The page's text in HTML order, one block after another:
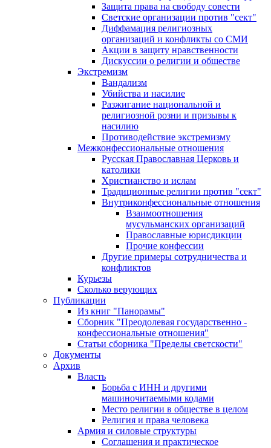
Защита права на свободу совести
Светские организации против "сект"
Диффамация религиозных
организаций и конфликты со СМИ
Акции в защиту нравственности
Дискуссии о религии и обществе
Экстремизм
Вандализм
Убийства и насилие
Разжигание национальной и
религиозной розни и призывы к
насилию
Противодействие экстремизму
Межконфессиональные отношения
Русская Православная Церковь и
католики
Христианство и ислам
Традиционные религии против "сект"
Внутриконфессиональные отношения
Взаимоотношения
мусульманских организаций
Православные юрисдикции
Прочие конфессии
Другие примеры сотрудничества и
конфликтов
Курьезы
Сколько верующих
Публикации
Из книг "Панорамы"
Сборник "Преодолевая государственно -
конфессиональные отношения"
Статьи сборника "Пределы светскости"
Документы
Архив
Власть
Борьба с ИНН и другими
машиночитаемыми кодами
Место религии в обществе в целом
Религия и права человека
Армия и силовые структуры
Соглашения и практическое